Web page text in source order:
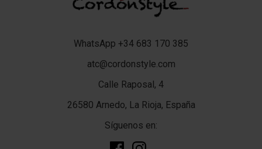
WhatsApp +34 683 170 385
atc@cordonstyle.com
Calle Raposal, 4
26580 Arnedo, La Rioja, España
Síguenos en: